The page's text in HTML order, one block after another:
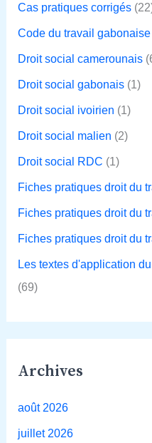
Cas pratiques corrigés
Code du travail
Droit social camerounais
Droit social gabonais(1)
Droit social ivoirien (1)
Droit social malien (2)
Droit social RDC (1)
Fiches pratiques droit du
Fiches pratiques droit du
Fiches pratiques droit du
Les textes d'application
(69)
Archives
août 2026
juillet 2026